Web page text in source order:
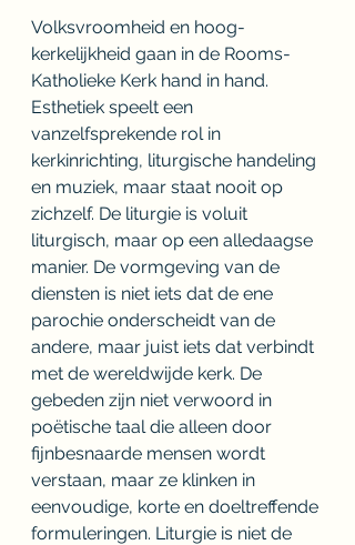
Volksvroomheid en hoog-
kerkelijkheid gaan in de Rooms-
Katholieke Kerk hand in hand.
Esthetiek speelt een
vanzelfsprekende rol in
kerkinrichting, liturgische handeling
en muziek, maar staat nooit op
zichzelf. De liturgie is voluit
liturgisch, maar op een alledaagse
manier. De vormgeving van de
diensten is niet iets dat de ene
parochie onderscheidt van de
andere, maar juist iets dat verbindt
met de wereldwijde kerk. De
gebeden zijn niet verwoord in
poëtische taal die alleen door
fijnbesnaarde mensen wordt
verstaan, maar ze klinken in
eenvoudige, korte en doeltreffende
formuleringen. Liturgie is niet de